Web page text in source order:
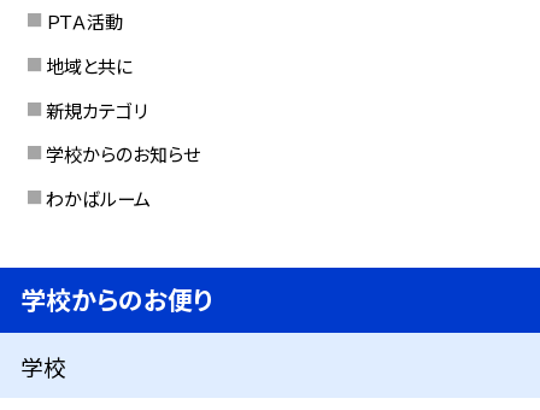
ＰＴＡ活動
地域と共に
新規カテゴリ
学校からのお知らせ
わかばルーム
学校からのお便り
学校